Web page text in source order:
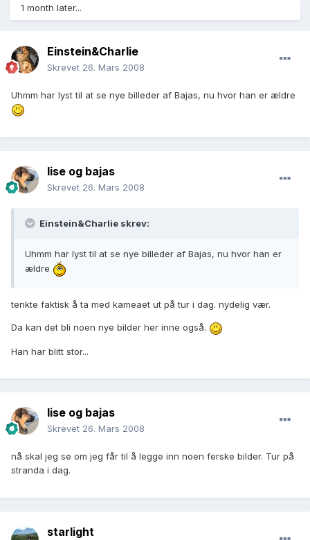
1 month later...
Einstein&Charlie
Skrevet 26. Mars 2008
Uhmm har lyst til at se nye billeder af Bajas, nu hvor han er ældre
lise og bajas
Skrevet 26. Mars 2008
Einstein&Charlie skrev:
Uhmm har lyst til at se nye billeder af Bajas, nu hvor han er
ældre
tenkte faktisk å ta med kameaet ut på tur i dag. nydelig vær.
Da kan det bli noen nye bilder her inne også.
Han har blitt stor...
lise og bajas
Skrevet 26. Mars 2008
nå skal jeg se om jeg får til å legge inn noen ferske bilder. Tur på
stranda i dag.
starlight